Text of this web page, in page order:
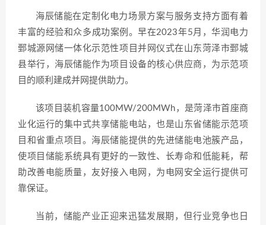
海辰储能在定制化电力场景方案与服务支持方面有着
丰富的经验和众多成功案例。早在2023年5月，华润电力
鄄城源网储一体化示范性项目并网仪式在山东菏泽市鄄城
县举行，海辰储能作为项目设备的核心供应商，为示范项
目的顺利建成并网提供助力。
该项目装机容量100MW/200MWh，是菏泽市首座商
业化运行的集中式共享储能电站，也是山东省储能示范项
目和省重点项目。海辰储能提供的先进储能电池簇产品，
使项目储能系统具有更好的一致性、长寿命和低能耗，帮
助改善电能质量，友好接入电网，为电网安全运行提供可
靠保证。
当前，储能产业正迎来迅猛发展期，但行业竞争也日